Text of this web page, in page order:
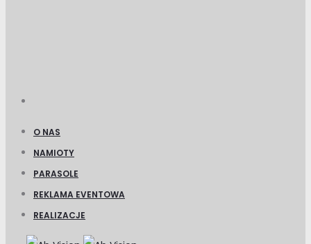
O NAS
NAMIOTY
PARASOLE
REKLAMA EVENTOWA
REALIZACJE